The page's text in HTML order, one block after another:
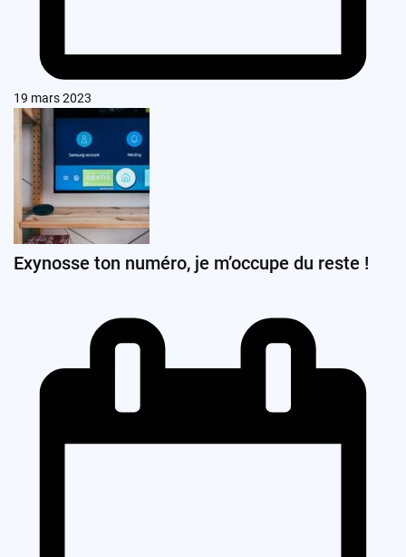
19 mars 2023
Exynosse ton numéro, je m’occupe du reste !